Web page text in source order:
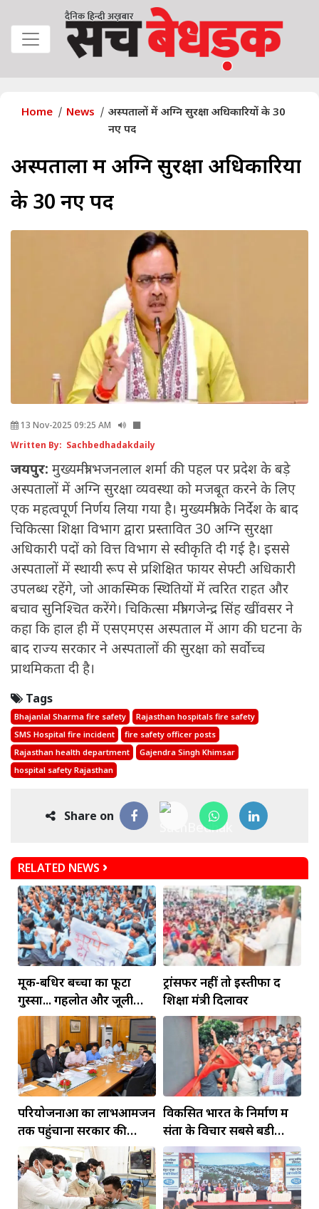
Home News
अस्पतालों में अग्नि सुरक्षा अधिकारियों के 30
नए पद
अस्पतालों में अग्नि सुरक्षा अधिकारियों
के 30 नए पद
13 Nov-2025 09:25 AM
Written By: Sachbedhadakdaily
जयपुर: मुख्यमंत्री भजनलाल शर्मा की पहल पर प्रदेश के बड़े
अस्पतालों में अग्नि सुरक्षा व्यवस्था को मजबूत करने के लिए
एक महत्वपूर्ण निर्णय लिया गया है। मुख्यमंत्री के निर्देश के बाद
चिकित्सा शिक्षा विभाग द्वारा प्रस्तावित 30 अग्नि सुरक्षा
अधिकारी पदों को वित्त विभाग से स्वीकृति दी गई है। इससे
अस्पतालों में स्थायी रूप से प्रशिक्षित फायर सेफ्टी अधिकारी
उपलब्ध रहेंगे, जो आकस्मिक स्थितियों में त्वरित राहत और
बचाव सुनिश्चित करेंगे। चिकित्सा मंत्री गजेन्द्र सिंह खींवसर ने
कहा कि हाल ही में एसएमएस अस्पताल में आग की घटना के
बाद राज्य सरकार ने अस्पतालों की सुरक्षा को सर्वोच्च
प्राथमिकता दी है।
Tags
Bhajanlal Sharma fire safety
Rajasthan hospitals fire safety
SMS Hospital fire incident
fire safety officer posts
Rajasthan health department
Gajendra Singh Khimsar
hospital safety Rajasthan
Share on
RELATED NEWS
मूक-बधिर बच्चों का फूटा
गुस्सा... गहलोत और जूली
पहुंचे तो जागा प्रशासन
ट्रांसफर नहीं तो इस्तीफा दें
शिक्षा मंत्री दिलावर
परियोजनाओं का लाभआमजन
तक पहुंचाना सरकार की
प्राथमिकता
विकसित भारत के निर्माण में
संतों के विचार सबसे बडी
ताकतः भजनलाल